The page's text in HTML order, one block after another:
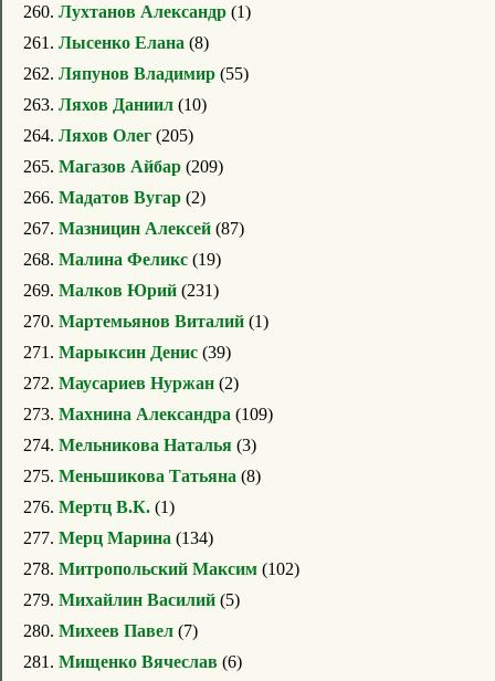
260. Лухтанов Александр (1)
261. Лысенко Елана (8)
262. Ляпунов Владимир (55)
263. Ляхов Даниил (10)
264. Ляхов Олег (205)
265. Магазов Айбар (209)
266. Мадатов Вугар (2)
267. Мазницин Алексей (87)
268. Малина Феликс (19)
269. Малков Юрий (231)
270. Мартемьянов Виталий (1)
271. Марыксин Денис (39)
272. Маусариев Нуржан (2)
273. Махнина Александра (109)
274. Мельникова Наталья (3)
275. Меньшикова Татьяна (8)
276. Мертц В.К. (1)
277. Мерц Марина (134)
278. Митропольский Максим (102)
279. Михайлин Василий (5)
280. Михеев Павел (7)
281. Мищенко Вячеслав (6)